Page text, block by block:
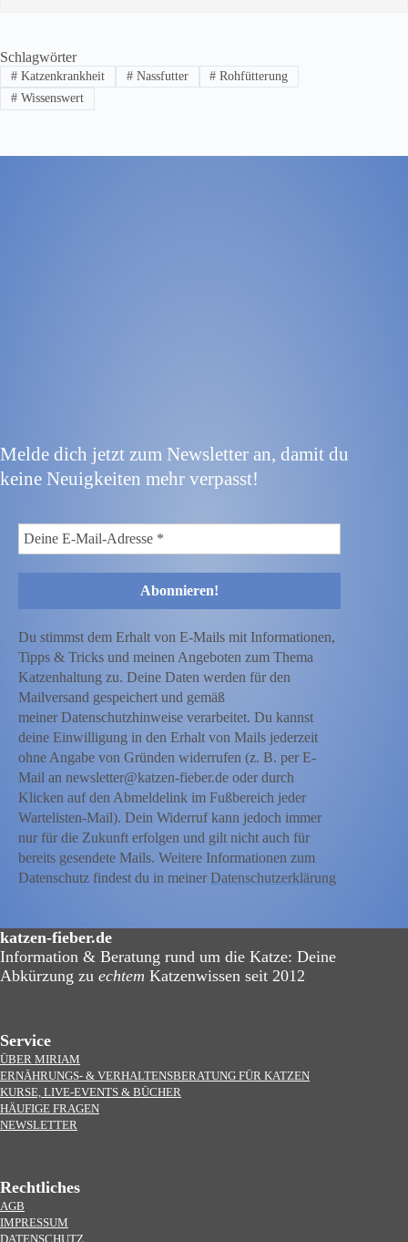
Schlagwörter
#Katzenkrankheit #Nassfutter # Rohfütterung
#Wissenswert
Melde dich jetzt zum Newsletter an, damit du
keine Neuigkeiten mehr verpasst!
Du stimmst dem Erhalt von E-Mails mit Informationen,
Tipps & Tricks und meinen Angeboten zum Thema
Katzenhaltung zu. Deine Daten werden für den
Mailversand gespeichert und gemäß
meiner Datenschutzhinweise verarbeitet. Du kannst
deine Einwilligung in den Erhalt von Mails jederzeit
ohne Angabe von Gründen widerrufen (z. B. per E-
Mail an newsletter@katzen-fieber.de oder durch
Klicken auf den Abmeldelink im Fußbereich jeder
Wartelisten-Mail). Dein Widerruf kann jedoch immer
nur für die Zukunft erfolgen und gilt nicht auch für
bereits gesendete Mails. Weitere Informationen zum
Datenschutz findest du in meinerDatenschutzerklärung
katzen-fieber.de
Information & Beratung rund um die Katze: Deine
Abkürzung zu echtem Katzenwissen seit 2012
Service
ÜBER MIRIAM
ERNÄHRUNGS- & VERHALTENSBERATUNG FÜR KATZEN
KURSE, LIVE-EVENTS & BÜCHER
HÄUFIGE FRAGEN
NEWSLETTER
Rechtliches
AGB
IMPRESSUM
DATENSCHUTZ